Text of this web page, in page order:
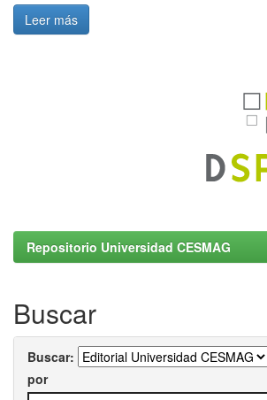
Leer más
Repositorio Universidad CESMAG
Buscar
Buscar:
por